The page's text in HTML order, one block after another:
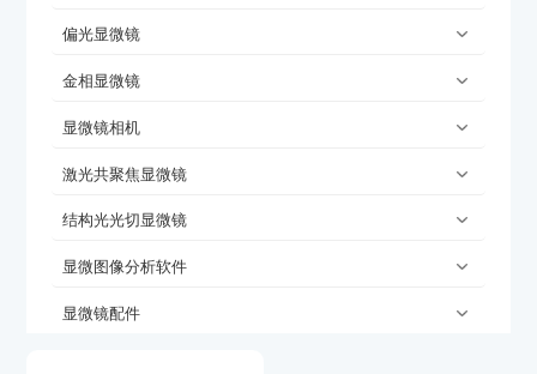
偏光显微镜
金相显微镜
显微镜相机
激光共聚焦显微镜
结构光光切显微镜
显微图像分析软件
显微镜配件